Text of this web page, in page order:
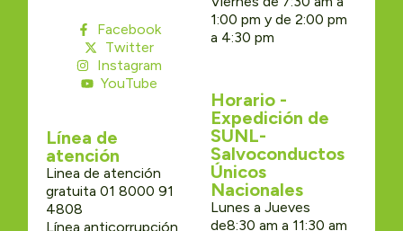
Facebook
Twitter
Instagram
YouTube
Línea de
atención
Linea de atención
gratuita 01 8000 91
4808
Línea anticorrupción
1:00 pm y de 2:00 pm
a 4:30 pm
Horario -
Expedición de
SUNL-
Salvoconductos
Únicos
Nacionales
Lunes a Jueves
de8:30 am a 11:30 am